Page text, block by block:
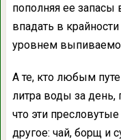
пополняя ее
впадать в
уровнем
А те, кто любым
литра воды за
что эти
другое: чай, борщ и